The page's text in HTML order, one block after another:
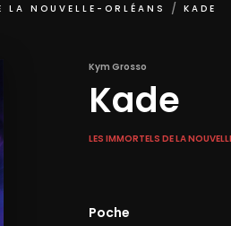
LA NOUVELLE-ORLÉANS KADE
Kym Grosso
Kade
LES IMMORTELS DE LA
Poche